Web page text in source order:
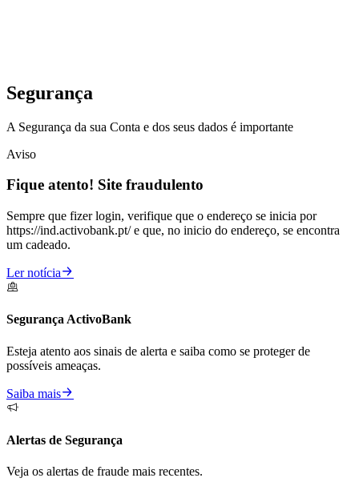
Segurança
A Segurança da sua Conta e dos seus dados é importante
Aviso
Fique atento! Site fraudulento
Sempre que fizer login, verifique que o endereço se inicia por
https://ind.activobank.pt/e que, no inicio do endereço, se encontra
um cadeado.
Ler notícia
Segurança ActivoBank
Esteja atento aos sinais de alerta e saiba como se proteger de
possíveis ameaças.
Saiba mais
Alertas de Segurança
Veja os alertas de fraude mais recentes.